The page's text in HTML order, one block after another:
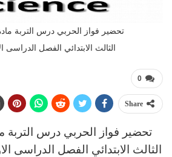
تحضير فواز الحربي درس التربة
الثالث الابتدائي الفصل الدراسى الاول
0
Share
تحضير فواز الحربي درس
الثالث الابتدائي الفصل الدراسى الاول